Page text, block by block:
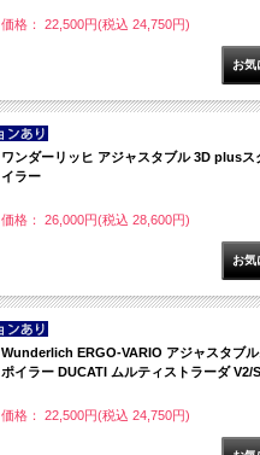
価格： 22,500円(税込 24,750円)
ワンダーリッヒ アジャスタブル 3D plusス
イラー
価格： 26,000円(税込 28,600円)
Wunderlich ERGO-VARIO アジャスタブル
ポイラー DUCATI ムルティストラーダ V2/S
価格： 22,500円(税込 24,750円)